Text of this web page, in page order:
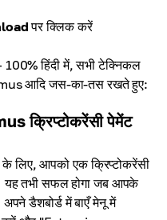
पर क्लिक करें
हिंदी में, सभी टेक्निकल
आदि जस-का-तस रखते हुए:
क्रिप्टोकरेंसी पेमेंट
लिए, आपको एक क्रिप्टोकरेंसी
यह तभी सफल होगा जब आपके
डैशबोर्ड में बाएँ मेनू में